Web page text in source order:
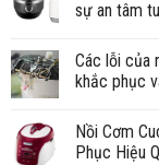
sự an tâm
Các lỗi của
khắc phục
Nồi Cơm
Phục Hiệu